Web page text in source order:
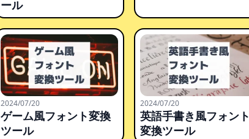
ール
2024/07/20
ゲーム風フォント変換
ツール
2024/07/20
英語手書き風フォント
変換ツール